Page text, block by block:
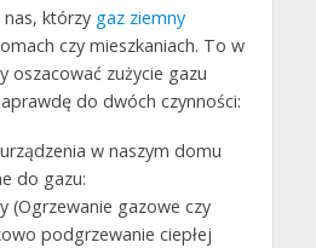
którzy gaz ziemny
czy mieszkaniach. To w
oszacować zużycie gazu
do dwóch czynności:
w naszym domu
do gazu:
(Ogrzewanie gazowe czy
podgrzewanie ciepłej